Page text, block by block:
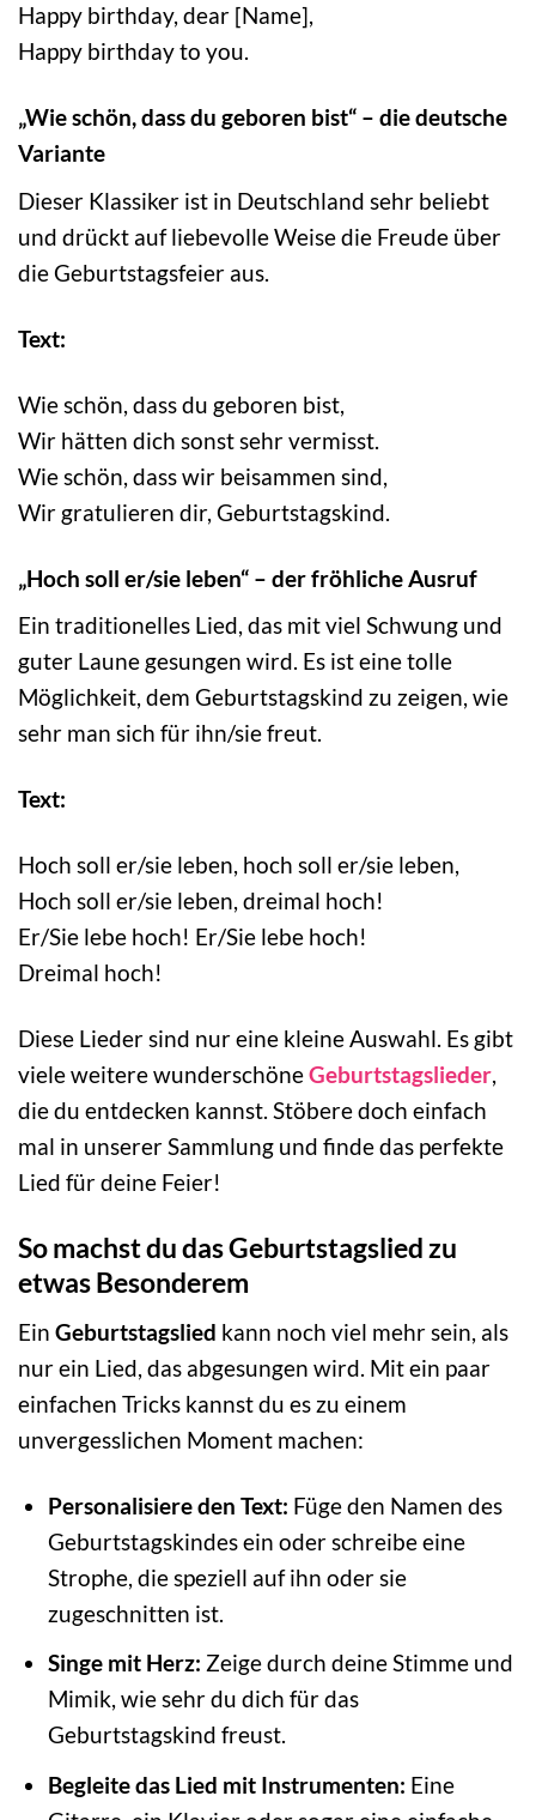
Happy birthday, dear [Name],
Happy birthday to you.
„Wie schön, dass du geboren bist“ – die deutsche
Variante
Dieser Klassiker ist in Deutschland sehr beliebt
und drückt auf liebevolle Weise die Freude über
die Geburtstagsfeier aus.
Text:
Wie schön, dass du geboren bist,
Wir hätten dich sonst sehr vermisst.
Wie schön, dass wir beisammen sind,
Wir gratulieren dir, Geburtstagskind.
„Hoch soll er/sie leben“ – der fröhliche Ausruf
Ein traditionelles Lied, das mit viel Schwung und
guter Laune gesungen wird. Es ist eine tolle
Möglichkeit, dem Geburtstagskind zu zeigen, wie
sehr man sich für ihn/sie freut.
Text:
Hoch soll er/sie leben, hoch soll er/sie leben,
Hoch soll er/sie leben, dreimal hoch!
Er/Sie lebe hoch! Er/Sie lebe hoch!
Dreimal hoch!
Diese Lieder sind nur eine kleine Auswahl. Es gibt
viele weitere wunderschöneGeburtstagslieder,
die du entdecken kannst. Stöbere doch einfach
mal in unserer Sammlung und finde das perfekte
Lied für deine Feier!
So machst du das Geburtstagslied zu
etwas Besonderem
Ein Geburtstagslied kann noch viel mehr sein, als
nur ein Lied, das abgesungen wird. Mit ein paar
einfachen Tricks kannst du es zu einem
unvergesslichen Moment machen:
Personalisiere den Text: Füge den Namen des
Geburtstagskindes ein oder schreibe eine
Strophe, die speziell auf ihn oder sie
zugeschnitten ist.
Singe mit Herz: Zeige durch deine Stimme und
Mimik, wie sehr du dich für das
Geburtstagskind freust.
Begleite das Lied mit Instrumenten: Eine